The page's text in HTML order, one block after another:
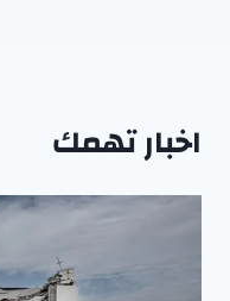
اخبار تهمك